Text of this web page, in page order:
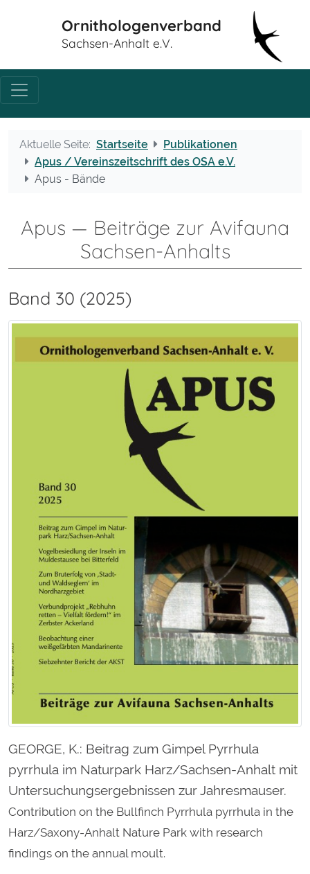
Ornithologenverband
Sachsen-Anhalt e.V.
Aktuelle Seite: Startseite
Publikationen
Apus / Vereinszeitschrift des OSA e.V.
Apus - Bände
Apus — Beiträge zur Avifauna
Sachsen-Anhalts
Band 30 (2025)
GEORGE, K.: Beitrag zum Gimpel Pyrrhula
pyrrhula im Naturpark Harz/Sachsen-Anhalt mit
Untersuchungsergebnissen zur Jahresmauser.
Contribution on the Bullfinch Pyrrhula pyrrhula in the
Harz/Saxony-Anhalt Nature Park with research
findings on the annual moult.